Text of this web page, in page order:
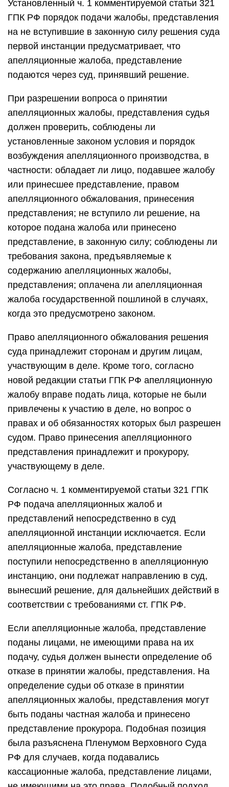
Установленный ч. 1 комментируемой статьи 321
ГПК РФ порядок подачи жалобы, представления
на не вступившие в законную силу решения суда
первой инстанции предусматривает, что
апелляционные жалоба, представление
подаются через суд, принявший решение.
При разрешении вопроса о принятии
апелляционных жалобы, представления судья
должен проверить, соблюдены ли
установленные законом условия и порядок
возбуждения апелляционного производства, в
частности: обладает ли лицо, подавшее жалобу
или принесшее представление, правом
апелляционного обжалования, принесения
представления; не вступило ли решение, на
которое подана жалоба или принесено
представление, в законную силу; соблюдены ли
требования закона, предъявляемые к
содержанию апелляционных жалобы,
представления; оплачена ли апелляционная
жалоба государственной пошлиной в случаях,
когда это предусмотрено законом.
Право апелляционного обжалования решения
суда принадлежит сторонам и другим лицам,
участвующим в деле. Кроме того, согласно
новой редакции статьи ГПК РФ апелляционную
жалобу вправе подать лица, которые не были
привлечены к участию в деле, но вопрос о
правах и об обязанностях которых был разрешен
судом. Право принесения апелляционного
представления принадлежит и прокурору,
участвующему в деле.
Согласно ч. 1 комментируемой статьи 321 ГПК
РФ подача апелляционных жалоб и
представлений непосредственно в суд
апелляционной инстанции исключается. Если
апелляционные жалоба, представление
поступили непосредственно в апелляционную
инстанцию, они подлежат направлению в суд,
вынесший решение, для дальнейших действий в
соответствии с требованиями ст. ГПК РФ.
Если апелляционные жалоба, представление
поданы лицами, не имеющими права на их
подачу, судья должен вынести определение об
отказе в принятии жалобы, представления. На
определение судьи об отказе в принятии
апелляционных жалобы, представления могут
быть поданы частная жалоба и принесено
представление прокурора. Подобная позиция
была разъяснена Пленумом Верховного Суда
РФ для случаев, когда подавались
кассационные жалоба, представление лицами,